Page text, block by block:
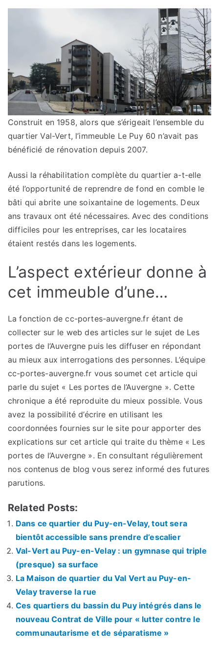
Construit en 1958, alors que s’érigeait l’ensemble du
quartier Val-Vert, l’immeuble Le Puy 60 n’avait pas
bénéficié de rénovation depuis 2007.
Aussi la réhabilitation complète du quartier a-t-elle
été l’opportunité de reprendre de fond en comble le
bâti qui abrite une soixantaine de logements. Deux
ans travaux ont été nécessaires. Avec des conditions
difficiles pour les entreprises, car les locataires
étaient restés dans les logements.
L’aspect extérieur donne à
cet immeuble d’une…
La fonction de cc-portes-auvergne.fr étant de
collecter sur le web des articles sur le sujet de Les
portes de l’Auvergne puis les diffuser en répondant
au mieux aux interrogations des personnes. L’équipe
cc-portes-auvergne.fr vous soumet cet article qui
parle du sujet « Les portes de l’Auvergne ». Cette
chronique a été reproduite du mieux possible. Vous
avez la possibilité d’écrire en utilisant les
coordonnées fournies sur le site pour apporter des
explications sur cet article qui traite du thème « Les
portes de l’Auvergne ». En consultant régulièrement
nos contenus de blog vous serez informé des futures
parutions.
Related Posts:
Dans ce quartier du Puy-en-Velay, tout sera
bientôt accessible sans prendre d’escalier
Val-Vert au Puy-en-Velay : un gymnase qui triple
(presque) sa surface
La Maison de quartier du Val Vert au Puy-en-
Velay traverse la rue
Ces quartiers du bassin du Puy intégrés dans le
nouveau Contrat de Ville pour « lutter contre le
communautarisme et de séparatisme »